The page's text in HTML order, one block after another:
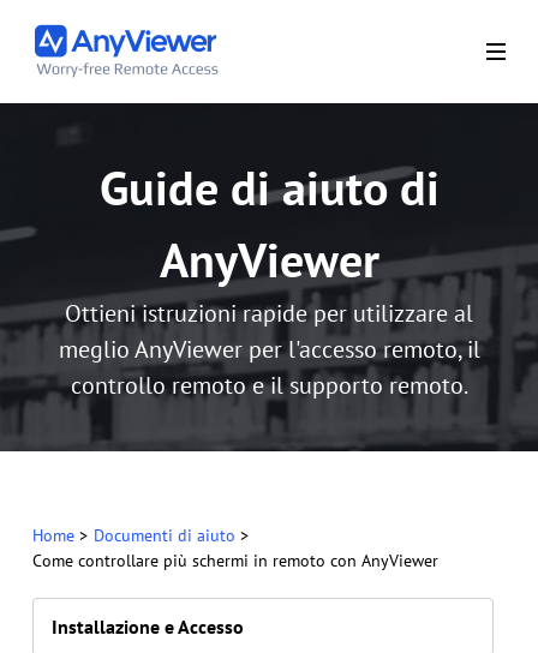
Guide di aiuto di
AnyViewer
Ottieni istruzioni rapide per utilizzare al
meglio AnyViewer per l'accesso remoto, il
controllo remoto e il supporto remoto.
Home> Documenti di aiuto >
Come controllare più schermi in remoto con AnyViewer
Installazione e Accesso